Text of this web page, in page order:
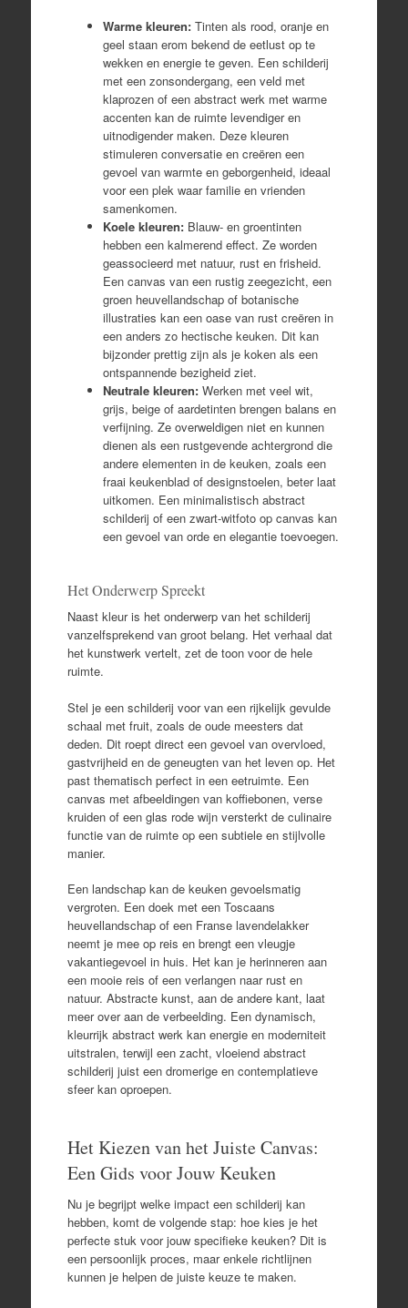
Warme kleuren:Tinten als rood, oranje en
geel staan erom bekend de eetlust op te
wekken en energie te geven. Een schilderij
met een zonsondergang, een veld met
klaprozen of een abstract werk met warme
accenten kan de ruimte levendiger en
uitnodigender maken. Deze kleuren
stimuleren conversatie en creëren een
gevoel van warmte en geborgenheid, ideaal
voor een plek waar familie en vrienden
samenkomen.
Koele kleuren:Blauw- en groentinten
hebben een kalmerend effect. Ze worden
geassocieerd met natuur, rust en frisheid.
Een canvas van een rustig zeegezicht, een
groen heuvellandschap of botanische
illustraties kan een oase van rust creëren in
een anders zo hectische keuken. Dit kan
bijzonder prettig zijn als je koken als een
ontspannende bezigheid ziet.
Neutrale kleuren:Werken met veel wit,
grijs, beige of aardetinten brengen balans en
verfijning. Ze overweldigen niet en kunnen
dienen als een rustgevende achtergrond die
andere elementen in de keuken, zoals een
fraai keukenblad of designstoelen, beter laat
uitkomen. Een minimalistisch abstract
schilderij of een zwart-witfoto op canvas kan
een gevoel van orde en elegantie toevoegen.
Het Onderwerp Spreekt
Naast kleur is het onderwerp van het schilderij
vanzelfsprekend van groot belang. Het verhaal dat
het kunstwerk vertelt, zet de toon voor de hele
ruimte.
Stel je een schilderij voor van een rijkelijk gevulde
schaal met fruit, zoals de oude meesters dat
deden. Dit roept direct een gevoel van overvloed,
gastvrijheid en de geneugten van het leven op. Het
past thematisch perfect in een eetruimte. Een
canvas met afbeeldingen van koffiebonen, verse
kruiden of een glas rode wijn versterkt de culinaire
functie van de ruimte op een subtiele en stijlvolle
manier.
Een landschap kan de keuken gevoelsmatig
vergroten. Een doek met een Toscaans
heuvellandschap of een Franse lavendelakker
neemt je mee op reis en brengt een vleugje
vakantiegevoel in huis. Het kan je herinneren aan
een mooie reis of een verlangen naar rust en
natuur. Abstracte kunst, aan de andere kant, laat
meer over aan de verbeelding. Een dynamisch,
kleurrijk abstract werk kan energie en moderniteit
uitstralen, terwijl een zacht, vloeiend abstract
schilderij juist een dromerige en contemplatieve
sfeer kan oproepen.
Het Kiezen van het Juiste Canvas:
Een Gids voor Jouw Keuken
Nu je begrijpt welke impact een schilderij kan
hebben, komt de volgende stap: hoe kies je het
perfecte stuk voor jouw specifieke keuken? Dit is
een persoonlijk proces, maar enkele richtlijnen
kunnen je helpen de juiste keuze te maken.